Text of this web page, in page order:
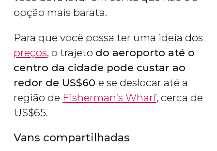
opção mais barata.
Para que você possa ter uma ideia dos
preços, o trajeto do aeroporto até o
centro da cidade pode custar ao
redor de US$60 e se deslocar até a
região de Fisherman’s Wharf, cerca de
US$65.
Vans compartilhadas